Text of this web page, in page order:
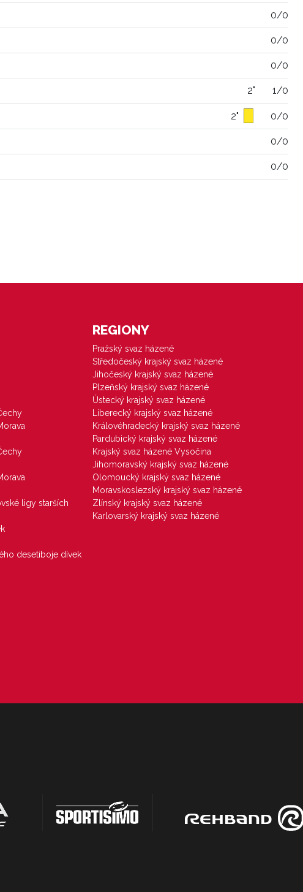
0/0
0/0
0/0
2" 1/0
2" 0/0
0/0
0/0
ligy starších
desetiboje dívek
REGIONY
Pražský svaz házené
Středočeský krajský svaz házené
Jihočeský krajský svaz házené
Plzeňský krajský svaz házené
Ústecký krajský svaz házené
Liberecký krajský svaz házené
Královéhradecký krajský svaz házené
Pardubický krajský svaz házené
Krajský svaz házené Vysočina
Jihomoravský krajský svaz házené
Olomoucký krajský svaz házené
Moravskoslezský krajský svaz házené
Zlínský krajský svaz házené
Karlovarský krajský svaz házené